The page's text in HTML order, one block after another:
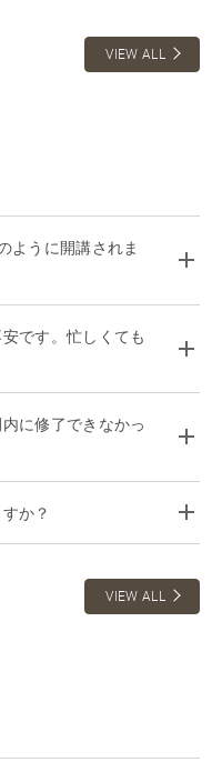
VIEW ALL
ように開講されま
です。忙しくても
に修了できなかっ
か？
VIEW ALL